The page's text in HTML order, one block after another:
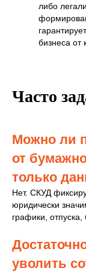
либо
бизнеса от
Часто
Можно ли
от
только
Нет. СКУД
юридически
графики,
уволить